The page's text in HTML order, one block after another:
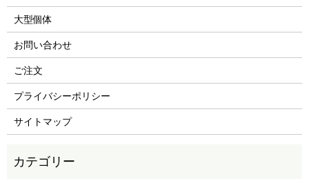
大型個体
お問い合わせ
ご注文
プライバシーポリシー
サイトマップ